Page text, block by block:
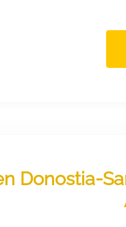
Donostia-